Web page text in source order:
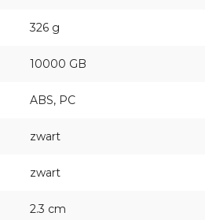
326 g
10000 GB
ABS, PC
zwart
zwart
2.3 cm